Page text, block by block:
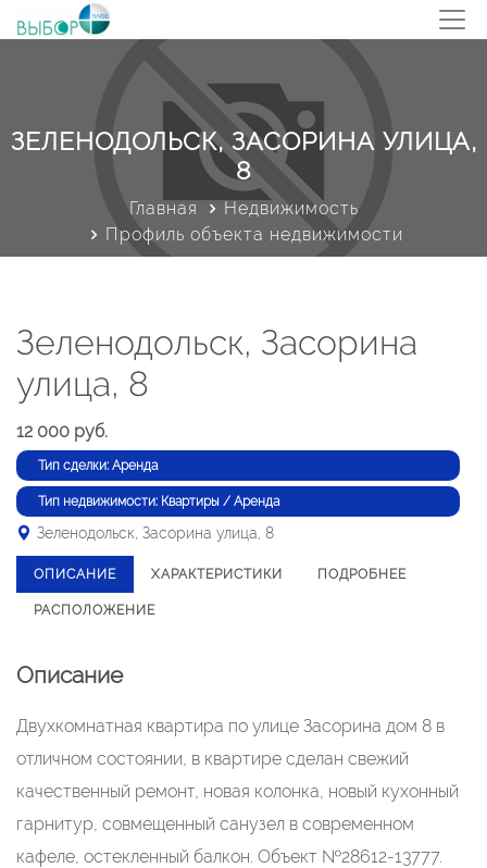
ЗЕЛЕНОДОЛЬСК, ЗАСОРИНА УЛИЦА,
8
Главная
Недвижимость
Профиль объекта недвижимости
Зеленодольск, Засорина
улица, 8
12 000 руб.
Тип сделки: Аренда
Тип недвижимости: Квартиры / Аренда
Зеленодольск, Засорина улица, 8
ОПИСАНИЕ ХАРАКТЕРИСТИКИ ПОДРОБНЕЕ
РАСПОЛОЖЕНИЕ
Описание
Двухкомнатная квартира по улице Засорина дом 8 в
отличном состоянии, в квартире сделан свежий
качественный ремонт, новая колонка, новый кухонный
гарнитур, совмещенный санузел в современном
кафеле, остекленный балкон. Объект №28612-13777.